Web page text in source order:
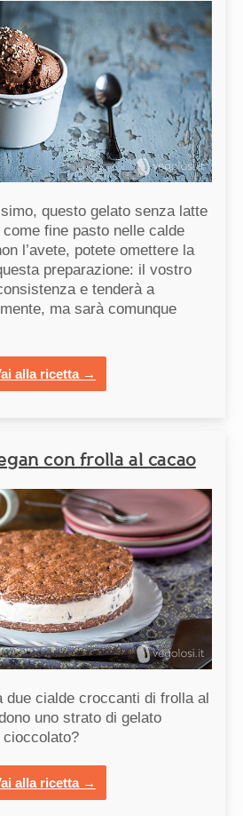
questo gelato senza latte
fine pasto nelle calde
l’avete, potete omettere la
preparazione: il vostro
e tenderà a
ma sarà comunque
alla ricetta →
con frolla al cacao
due cialde croccanti di frolla al
uno strato di gelato
alla ricetta →